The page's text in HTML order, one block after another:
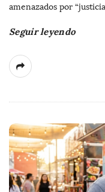
amenazados por
Seguir leyendo